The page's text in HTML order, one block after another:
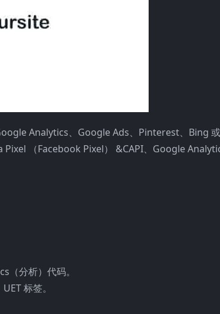
Analytics、Google Ads、Pinterest、Bing 或
（Facebook Pixel） &CAPI、Google
（分析）代码。
标签。